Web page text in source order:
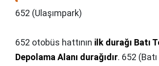
652 (Ulaşımpark)
652 otobüs hattının ilk durağı Batı
Depolama Alanı durağıdır. 652